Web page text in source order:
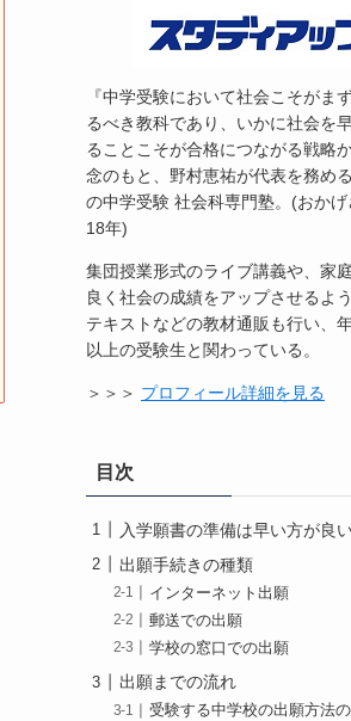
『中学受験において社会こそがま
るべき教科であり、いかに社会を
ることこそが合格につながる戦略
念のもと、野村恵祐が代表を務め
の中学受験 社会科専門塾。(おか
18年)
集団授業形式のライブ講義や、家
良く社会の成績をアップさせるよ
テキストなどの教材通販も行い、
以上の受験生と関わっている。
＞＞＞ プロフィール詳細を見る
目次
入学願書の準備は早い方が良
出願手続きの種類
インターネット出願
郵送での出願
学校の窓口での出願
出願までの流れ
受験する中学校の出願方法